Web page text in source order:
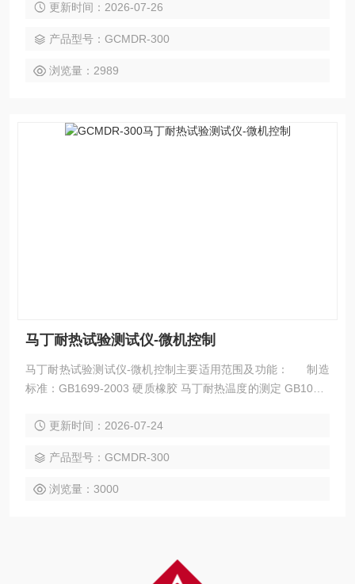
更新时间：2026-07-26
产品型号：GCMDR-300
浏览量：2989
马丁耐热试验测试仪-微机控制
马丁耐热试验测试仪-微机控制主要适用范围及功能： 制造
标准：GB1699-2003 硬质橡胶 马丁耐热温度的测定 GB1035-
丁耐热温度的测定 可对塑料、尼龙、橡胶、电缆料等高分子材
更新时间：2026-07-24
产品型号：GCMDR-300
浏览量：3000